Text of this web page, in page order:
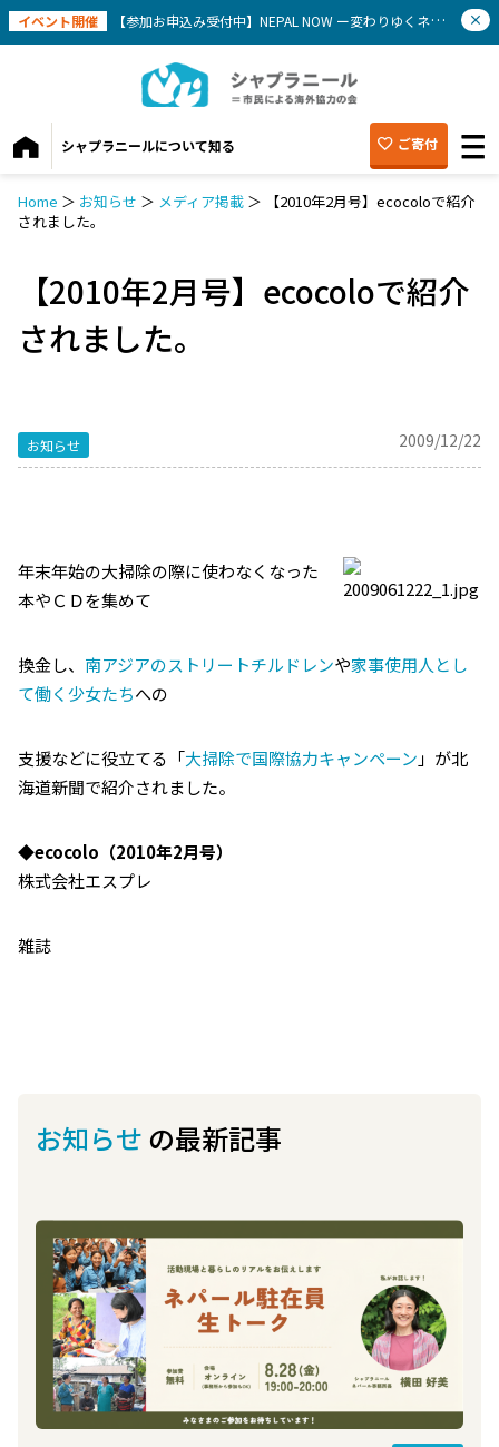
イベント開催 【参加お申込み受付中】NEPAL NOW ー変わりゆくネパールを知ろう(9/12）
シャプラニールについて知る ご寄付
Home ＞ お知らせ ＞ メディア掲載 ＞
【2010年2月号】ecocoloで紹介
されました。
【2010年2月号】ecocoloで紹介
されました。
お知らせ 2009/12/22
年末年始の大掃除の際に使わなくなった
本やＣＤを集めて
換金し、 南アジアのストリートチルドレンや家事使用人とし
て働く少女たちへの
支援などに役立てる「大掃除で国際協力キャンペーン 」が北
海道新聞で紹介されました。
◆ecocolo（2010年2月号）
株式会社エスプレ
雑誌
お知らせ の最新記事